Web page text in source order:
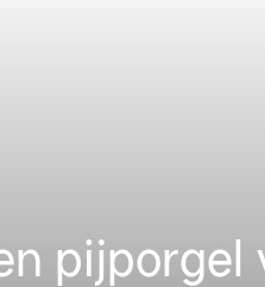
pijporgel